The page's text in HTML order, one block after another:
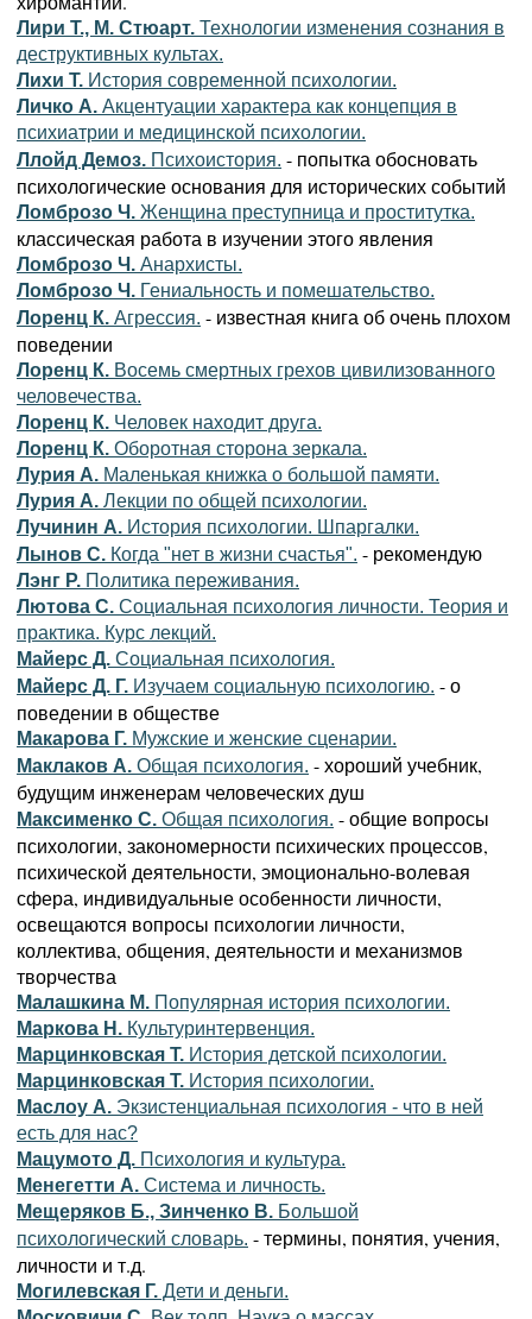
Лири Т., М. Стюарт. Технологии изменения сознания в
деструктивных культах.
Лихи Т. История современной психологии.
Личко А. Акцентуации характера как концепция в
психиатрии и медицинской психологии.
Ллойд Демоз. Психоистория. - попытка обосновать
психологические основания для исторических событий
Ломброзо Ч. Женщина преступница и проститутка.
классическая работа в изучении этого явления
Ломброзо Ч. Анархисты.
Ломброзо Ч. Гениальность и помешательство.
Лоренц К. Агрессия. - известная книга об очень плохом
поведении
Лоренц К. Восемь смертных грехов цивилизованного
человечества.
Лоренц К. Человек находит дpуга.
Лоренц К. Оборотная сторона зеркала.
Лурия A. Маленькая книжка о большой памяти.
Лурия А. Лекции по общей психологии.
Лучинин А. История психологии. Шпаргалки.
Лынов С. Когда "нет в жизни счастья". - рекомендую
Лэнг Р. Политика переживания.
Лютова С. Социальная психология личности. Теория и
практика. Курс лекций.
Майерс Д. Социальная психология.
Майерс Д. Г. Изучаем социальную психологию. - о
поведении в обществе
Макарова Г. Мужские и женские сценарии.
Маклаков А. Общая психология. - хороший учебник,
будущим инженерам человеческих душ
Максименко С. Общая психология. - общие вопросы
психологии, закономерности психических процессов,
психической деятельности, эмоционально-волевая
сфера, индивидуальные особенности личности,
освещаются вопросы психологии личности,
коллектива, общения, деятельности и механизмов
творчества
Малашкина М. Популярная история психологии.
Маркова Н. Культуринтервенция.
Марцинковская Т. История детской психологии.
Марцинковская Т. История психологии.
Маслоу А. Экзистенциальная психология - что в ней
есть для нас?
Мацумото Д. Психология и культура.
Менегетти А. Система и личность.
Мещеряков Б., Зинченко В. Большой
психологический словарь. - термины, понятия, учения,
личности и т.д.
Могилевская Г. Дети и деньги.